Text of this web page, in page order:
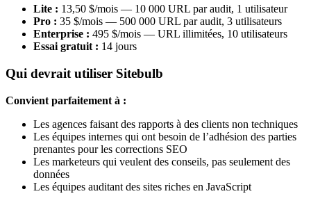
Lite : 13,50 $/mois — 10 000 URL par audit, 1 utilisateur
Pro : 35 $/mois — 500 000 URL par audit, 3 utilisateurs
Enterprise : 495 $/mois — URL illimitées, 10 utilisateurs
Essai gratuit : 14 jours
Qui devrait utiliser Sitebulb
Convient parfaitement à :
Les agences faisant des rapports à des clients non techniques
Les équipes internes qui ont besoin de l’adhésion des parties
prenantes pour les corrections SEO
Les marketeurs qui veulent des conseils, pas seulement des
données
Les équipes auditant des sites riches en JavaScript